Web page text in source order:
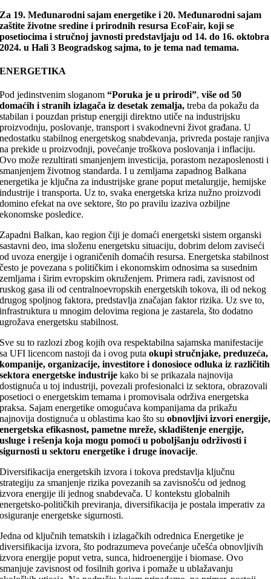
Za 19. Međunarodni sajam energetike i 20. Međunarodni sajam
zaštite životne sredine i prirodnih resursa EcoFair, koji se
posetiocima i stručnoj javnosti predstavljaju od 14. do 16. oktobra
2024. u Hali 3 Beogradskog sajma, to je tema nad temama.
ENERGETIKA
Pod jedinstvenim sloganom“Poruka je u prirodi”,više od 50
domaćih i stranih izlagača iz desetak zemalja,treba da pokažu da
stabilan i pouzdan pristup energiji direktno utiče na industrijsku
proizvodnju, poslovanje, transport i svakodnevni život građana. U
nedostatku stabilnog energetskog snabdevanja, privreda postaje ranjiva
na prekide u proizvodnji, povećanje troškova poslovanja i inflaciju.
Ovo može rezultirati smanjenjem investicija, porastom nezaposlenosti i
smanjenjem životnog standarda. I u zemljama zapadnog Balkana
energetika je ključna za industrijske grane poput metalurgije, hemijske
industrije i transporta. Uz to, svaka energetska kriza nužno proizvodi
domino efekat na ove sektore, što po pravilu izaziva ozbiljne
ekonomske posledice.
Zapadni Balkan, kao region čiji je domaći energetski sistem organski
sastavni deo, ima složenu energetsku situaciju, dobrim delom zaviseći
od uvoza energije i ograničenih domaćih resursa. Energetska stabilnost
često je povezana s političkim i ekonomskim odnosima sa susednim
zemljama i širim evropskim okruženjem. Primera radi, zavisnost od
ruskog gasa ili od centralnoevropskih energetskih tokova, ili od nekog
drugog spoljnog faktora, predstavlja značajan faktor rizika. Uz sve to,
infrastruktura u mnogim delovima regiona je zastarela, što dodatno
ugrožava energetsku stabilnost.
Sve su to razlozi zbog kojih ova respektabilna sajamska manifestacije
sa UFI licencom nastoji da i ovog putaokupi stručnjake, preduzeća,
kompanije, organizacije, investitore i donosioce odluka iz različitih
sektora energetske industrijekako bi se prikazala najnovija
dostignuća u toj industriji, povezali profesionalci iz sektora, obrazovali
posetioci o energetskim temama i promovisala održiva energetska
praksa. Sajam energetike omogućava kompanijama da prikažu
najnovija dostignuća u oblastima kao što suobnovljivi izvori energije,
energetska efikasnost, pametne mreže, skladištenje energije,
usluge i rešenja koja mogu pomoći u poboljšanju održivosti i
sigurnosti u sektoru energetike i druge inovacije.
Diversifikacija energetskih izvora i tokova predstavlja ključnu
strategiju za smanjenje rizika povezanih sa zavisnošću od jednog
izvora energije ili jednog snabdevača. U kontekstu globalnih
energetsko-političkih previranja, diversifikacija je postala imperativ za
osiguranje energetske sigurnosti.
Jedna od ključnih tematskih i izlagačkih odrednica Energetike je
diversifikacija izvora, što podrazumeva povećanje učešća obnovljivih
izvora energije poput vetra, sunca, hidroenergije i biomase. Ovo
smanjuje zavisnost od fosilnih goriva i pomaže u ublažavanju